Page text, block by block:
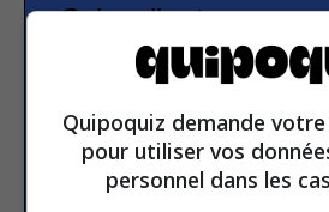
Subscribe to our
newsletter
Email address
Quipoquiz demande
pour utiliser vos
personnel dans les